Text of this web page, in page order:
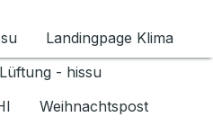
Landingpage Klima
- hissu
Weihnachtspost